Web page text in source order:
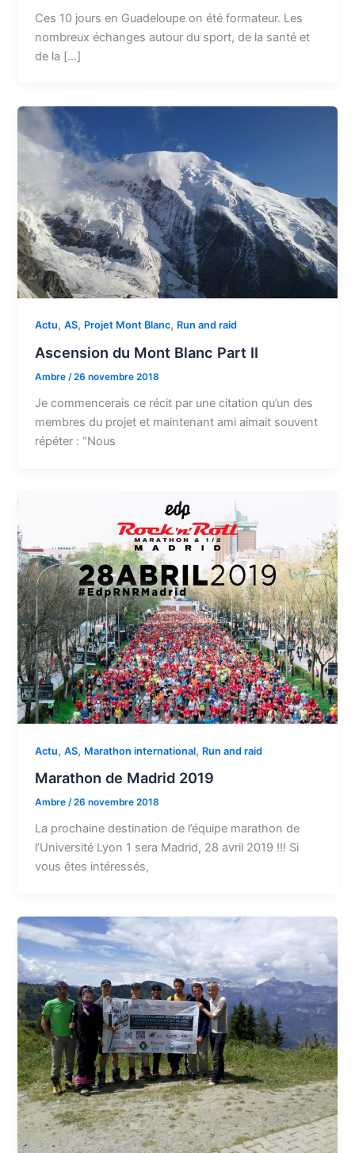
Ces 10 jours en Guadeloupe on été formateur. Les
nombreux échanges autour du sport, de la santé et
de la […]
Actu,AS, Projet Mont Blanc, Run and raid
Ascension du Mont Blanc Part II
Ambre/26 novembre 2018
Je commencerais ce récit par une citation qu’un des
membres du projet et maintenant ami aimait souvent
répéter : “Nous
Actu,AS, Marathon international, Run and raid
Marathon de Madrid 2019
Ambre/26 novembre 2018
La prochaine destination de l’équipe marathon de
l’Université Lyon 1 sera Madrid, 28 avril 2019 !!! Si
vous êtes intéressés,